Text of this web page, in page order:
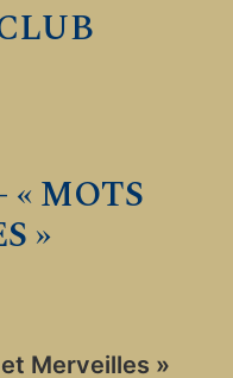
MOTS
»
Merveilles »